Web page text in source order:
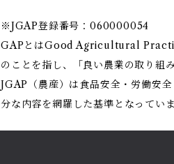
※JGAP登録番号：060000054
GAPとはGood Agricultural
のことを指し、「良い農業の取り組
JGAP（農産）は食品安全・労働安
分な内容を網羅した基準となっていま